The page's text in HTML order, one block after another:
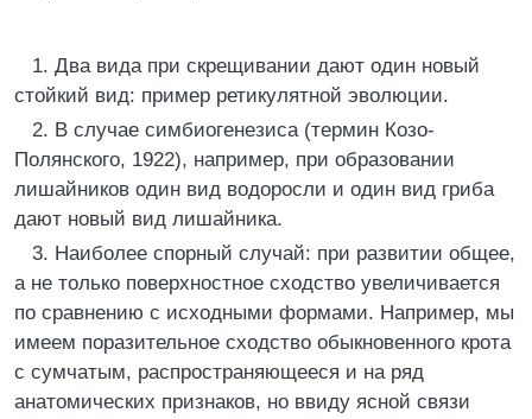
1. Два вида при скрещивании дают один новый
стойкий вид: пример ретикулятной эволюции.
2. В случае симбиогенезиса (термин Козо-
Полянского, 1922), например, при образовании
лишайников один вид водоросли и один вид гриба
дают новый вид лишайника.
3. Наиболее спорный случай: при развитии общее,
а не только поверхностное сходство увеличивается
по сравнению с исходными формами. Например, мы
имеем поразительное сходство обыкновенного крота
с сумчатым, распространяющееся и на ряд
анатомических признаков, но ввиду ясной связи